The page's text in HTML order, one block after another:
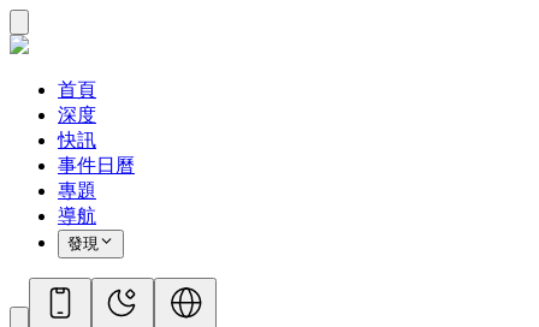
首頁
深度
快訊
事件日曆
專題
導航
發現